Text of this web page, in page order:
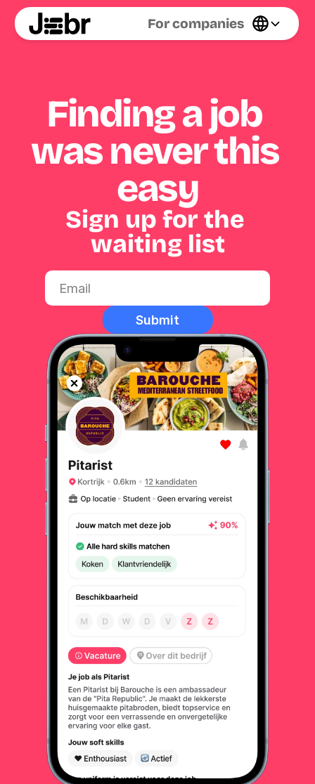
Finding a job
was never this
easy
Sign up for the
waiting list
Submit
For companies
Select Language